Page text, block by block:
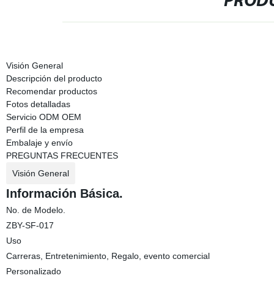
Visión General
Descripción del producto
Recomendar productos
Fotos detalladas
Servicio ODM OEM
Perfil de la empresa
Embalaje y envío
PREGUNTAS FRECUENTES
Visión General
Información Básica.
No. de Modelo.
ZBY-SF-017
Uso
Carreras, Entretenimiento, Regalo, evento comercial
Personalizado